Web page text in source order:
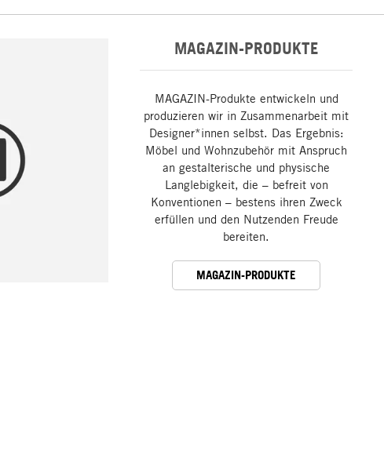
MAGAZIN-PRODUKTE
MAGAZIN-Produkte entwickeln und
produzieren wir in Zusammenarbeit mit
Designer*innen selbst. Das Ergebnis:
Möbel und Wohnzubehör mit Anspruch
an gestalterische und physische
Langlebigkeit, die – befreit von
Konventionen – bestens ihren Zweck
erfüllen und den Nutzenden Freude
bereiten.
MAGAZIN-PRODUKTE